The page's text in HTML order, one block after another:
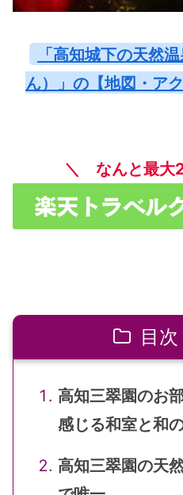
「高知城下の天然
ん）」の【地図・ア
＼ なんと最大
目次
高知三翠園のお
感じる和室と和
高知三翠園の天